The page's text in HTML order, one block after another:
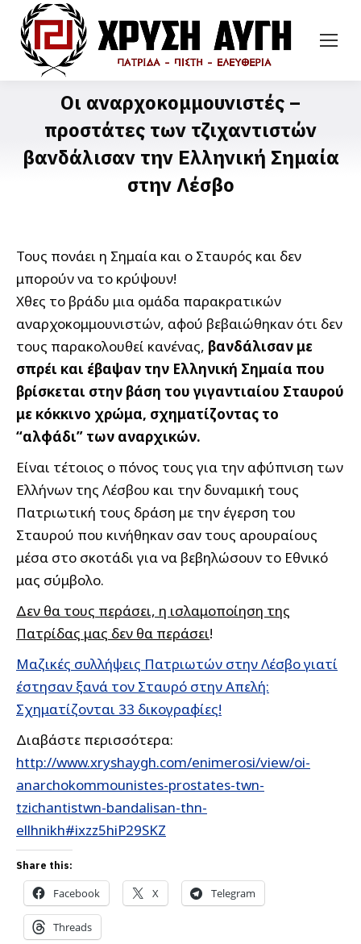
Οι αναρχοκομμουνιστές –
προστάτες των τζιχαντιστών
βανδάλισαν την Ελληνική Σημαία
στην Λέσβο
Τους πονάει η Σημαία και ο Σταυρός και δεν
μπορούν να το κρύψουν!
Χθες το βράδυ μια ομάδα παρακρατικών
αναρχοκομμουνιστών, αφού βεβαιώθηκαν ότι δεν
τους παρακολουθεί κανένας, βανδάλισαν με
σπρέι και έβαψαν την Ελληνική Σημαία που
βρίσκεται στην βάση του γιγαντιαίου Σταυρού
με κόκκινο χρώμα, σχηματίζοντας το
“αλφάδι” των αναρχικών.
Είναι τέτοιος ο πόνος τους για την αφύπνιση των
Ελλήνων της Λέσβου και την δυναμική τους
Πατριωτική τους δράση με την έγερση του
Σταυρού που κινήθηκαν σαν τους αρουραίους
μέσα στο σκοτάδι για να βεβηλώσουν το Εθνικό
μας σύμβολο.
Δεν θα τους περάσει, η ισλαμοποίηση της
Πατρίδας μας δεν θα περάσει!
Μαζικές συλλήψεις Πατριωτών στην Λέσβο γιατί
έστησαν ξανά τον Σταυρό στην Απελή:
Σχηματίζονται 33 δικογραφίες!
Διαβάστε περισσότερα:
http://www.xryshaygh.com/enimerosi/view/oi-
anarchokommounistes-prostates-twn-
tzichantistwn-bandalisan-thn-
ellhnikh#ixzz5hiP29SKZ
Share this:
Facebook X Telegram
Threads